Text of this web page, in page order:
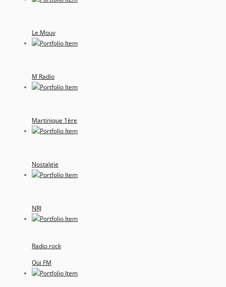
Le Mouv
M Radio
Martinique 1ère
Nostalgie
NRJ
Radio rock
Oüi FM